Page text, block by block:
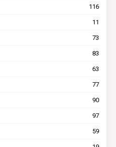
116
11
73
83
63
77
90
97
59